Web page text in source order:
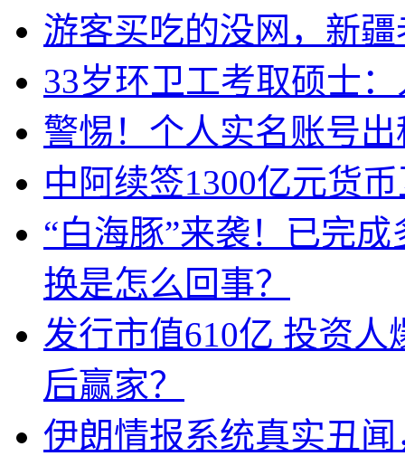
游客买吃的没网，新
33岁环卫工考取硕士
警惕！个人实名账号
中阿续签1300亿元货
“白海豚”来袭！已完
换是怎么回事？
发行市值610亿 投资
后赢家？
伊朗情报系统真实丑